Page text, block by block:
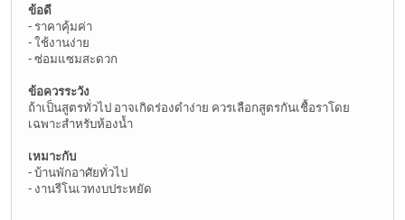
ข้อดี
- ราคาคุ้มค่า
- ใช้งานง่าย
- ซ่อมแซมสะดวก
ข้อควรระวัง
ถ้าเป็นสูตรทั่วไป อาจเกิดร่องดำง่าย ควรเลือกสูตรกันเชื้อราโดย
เฉพาะสำหรับห้องน้ำ
เหมาะกับ
- บ้านพักอาศัยทั่วไป
- งานรีโนเวทงบประหยัด